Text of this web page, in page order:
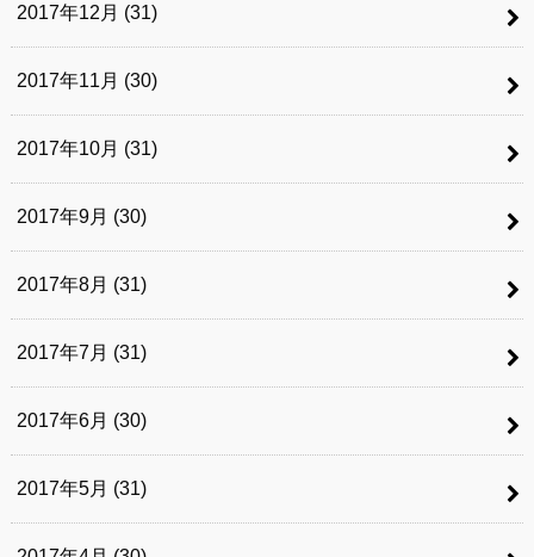
2017年12月 (31)
2017年11月 (30)
2017年10月 (31)
2017年9月 (30)
2017年8月 (31)
2017年7月 (31)
2017年6月 (30)
2017年5月 (31)